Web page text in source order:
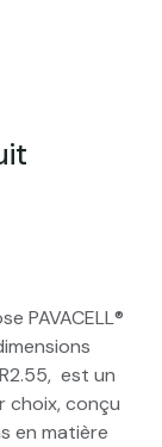
PAVACELL®
est un
choix, conçu
en matière